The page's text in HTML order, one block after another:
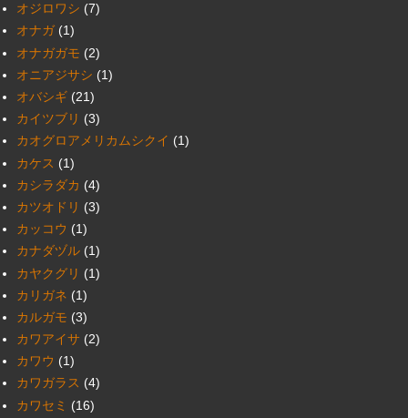
オジロワシ (7)
オナガ (1)
オナガガモ (2)
オニアジサシ (1)
オバシギ (21)
カイツブリ (3)
カオグロアメリカムシクイ (1)
カケス (1)
カシラダカ (4)
カツオドリ (3)
カッコウ (1)
カナダヅル (1)
カヤクグリ (1)
カリガネ (1)
カルガモ (3)
カワアイサ (2)
カワウ (1)
カワガラス (4)
カワセミ (16)